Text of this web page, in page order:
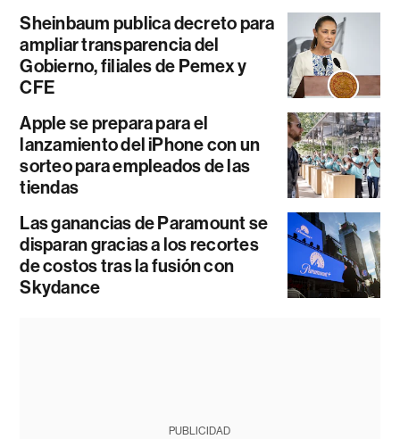
Sheinbaum publica decreto para
ampliar transparencia del
Gobierno, filiales de Pemex y
CFE
Apple se prepara para el
lanzamiento del iPhone con un
sorteo para empleados de las
tiendas
Las ganancias de Paramount se
disparan gracias a los recortes
de costos tras la fusión con
Skydance
PUBLICIDAD